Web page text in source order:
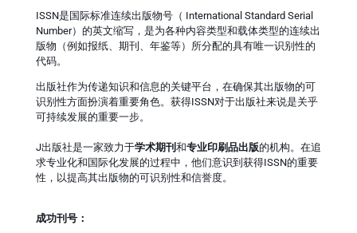
ISSN是国际标准连续出版物号（ International Standard Serial
Number）的英文缩写，是为各种内容类型和载体类型的连续出
版物（例如报纸、期刊、年鉴等）所分配的具有唯一识别性的
代码。
出版社作为传递知识和信息的关键平台，在确保其出版物的可
识别性方面扮演着重要角色。获得ISSN对于出版社来说是关乎
可持续发展的重要一步。
J出版社是一家致力于学术期刊 和专业印刷品出版的机构。在追
求专业化和国际化发展的过程中，他们意识到获得ISSN的重要
性，以提高其出版物的可识别性和信誉度。
成功刊号：